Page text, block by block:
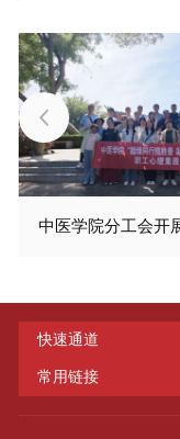
快速通道
常用链接